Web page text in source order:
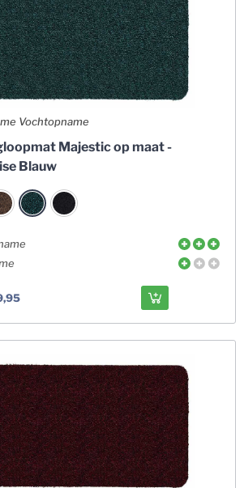
Vochtopname
Majestic op maat -
Blauw